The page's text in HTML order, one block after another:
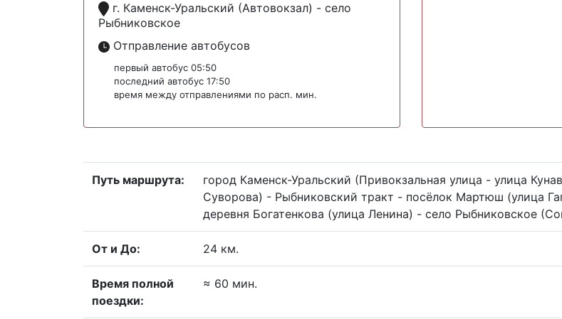
г. Каменск-Уральский (Автовокзал) - село
Рыбниковское
Отправление автобусов
первый автобус 05:50
последний автобус 17:50
время между отправлениями по расп. мин.
Путь маршрута:
город Каменск-Уральский (Привокзальная улица - улица
Суворова) - Рыбниковский тракт - посёлок Мартюш (улица
деревня Богатенкова (улица Ленина) - село Рыбниковское
От и До: 24 км.
Время полной
поездки:
≈ 60 мин.